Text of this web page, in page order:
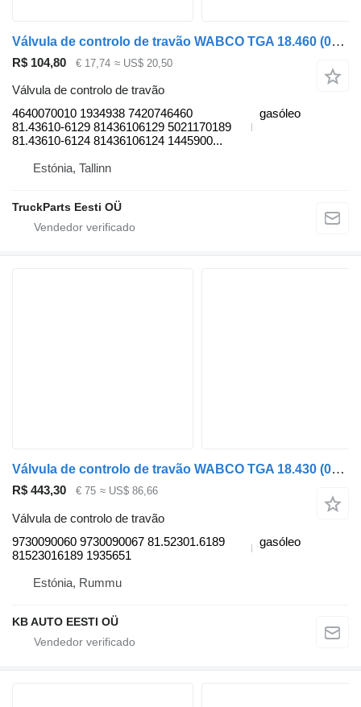
Válvula de controlo de travão WABCO TGA 18.460 (01.00-) 4640070010 para camião tractor MAN 4-series, TGA (1993-2009)
R$ 104,80 € 17,74 ≈ US$ 20,50
Válvula de controlo de travão
4640070010 1934938 7420746460
81.43610-6129 81436106129 5021170189
81.43610-6124 81436106124 1445900...
gasóleo
Estónia, Tallinn
TruckParts Eesti OÜ
Válvula de controlo de travão WABCO TGA 18.430 (01.00-) 9730090060 para camião MAN 4-series, TGA (1993-2009)
R$ 443,30 € 75 ≈ US$ 86,66
Válvula de controlo de travão
9730090060 9730090067 81.52301.6189
81523016189 1935651
gasóleo
Estónia, Rummu
KB AUTO EESTI OÜ